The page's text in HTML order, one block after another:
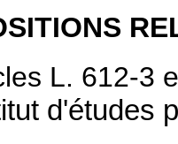
L. 612-3
d'études